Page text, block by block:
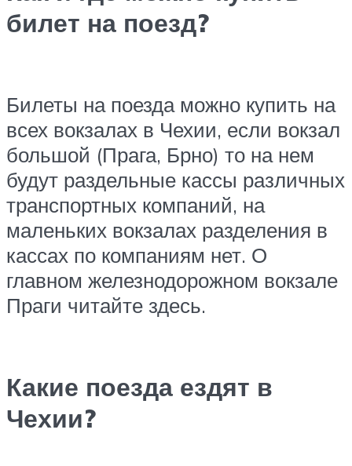
билет на поезд?
Билеты на поезда можно купить на
всех вокзалах в Чехии, если вокзал
большой (Прага, Брно) то на нем
будут раздельные кассы различных
транспортных компаний, на
маленьких вокзалах разделения в
кассах по компаниям нет. О
главном железнодорожном вокзале
Праги читайте здесь.
Какие поезда ездят в
Чехии?